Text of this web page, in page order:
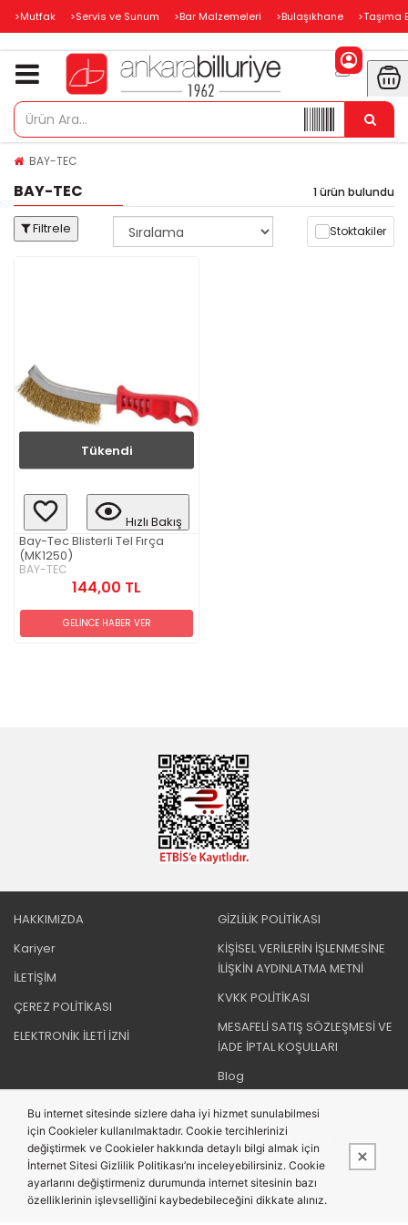
>Mutfak >Servis ve Sunum >Bar Malzemeleri >Bulaşıkhane >Taşıma
BAY-TEC
BAY-TEC 1 ürün bulundu
Filtrele Stoktakiler
Tükendi
Hızlı Bakış
Bay-Tec Blisterli Tel Fırça
(MK1250)
BAY-TEC
144,00 TL
GELİNCE HABER VER
HAKKIMIZDA
Kariyer
İLETİŞİM
ÇEREZ POLİTİKASI
ELEKTRONİK İLETİ İZNİ
GİZLİLİK POLİTİKASI
KİŞİSEL VERİLERİN İŞLENMESİNE
İLİŞKİN AYDINLATMA METNİ
KVKK POLİTİKASI
MESAFELİ SATIŞ SÖZLEŞMESİ VE
İADE İPTAL KOŞULLARI
Blog
BIZI TAKIP EDIN
Bu internet sitesinde sizlere daha iyi hizmet sunulabilmesi
için Cookieler kullanılmaktadır. Cookie tercihlerinizi
değiştirmek ve Cookieler hakkında detaylı bilgi almak için
İnternet Sitesi Gizlilik Politikası’nı inceleyebilirsiniz. Cookie
ayarlarını değiştirmeniz durumunda internet sitesinin bazı
özelliklerinin işlevselliğini kaybedebileceğini dikkate alınız.